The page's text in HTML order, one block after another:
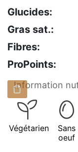
Glucides:
Gras sat.:
Fibres:
ProPoints:
Information
Végétarien
Sans
oeuf